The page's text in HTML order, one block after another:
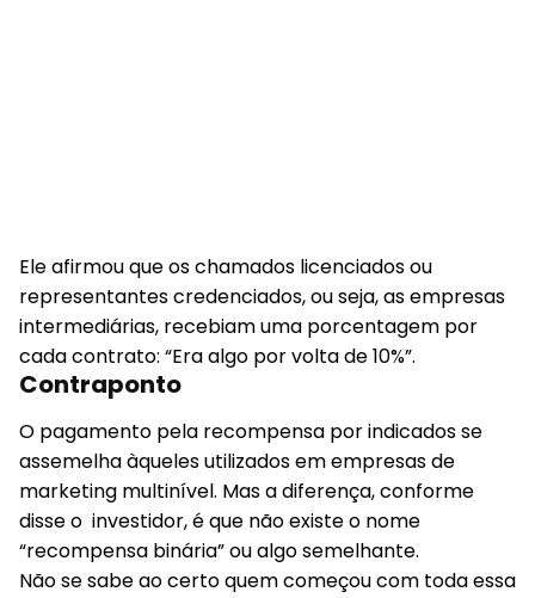
Ele afirmou que os chamados licenciados ou
representantes credenciados, ou seja, as empresas
intermediárias, recebiam uma porcentagem por
cada contrato: “Era algo por volta de 10%”.
Contraponto
O pagamento pela recompensa por indicados se
assemelha àqueles utilizados em empresas de
marketing multinível. Mas a diferença, conforme
disse o investidor, é que não existe o nome
“recompensa binária” ou algo semelhante.
Não se sabe ao certo quem começou com toda essa